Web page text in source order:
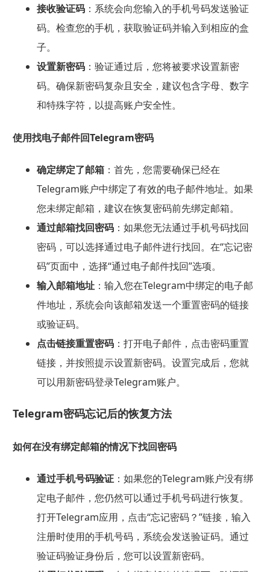
接收验证码：系统会向您输入的手机号码发送验证
码。检查您的手机，获取验证码并输入到相应的盒
子。
设置新密码：验证通过后，您将被要求设置新密
码。确保新密码复杂且安全，建议包含字母、数字
和特殊字符，以提高账户安全性。
使用找电子邮件回Telegram密码
确定绑定了邮箱：首先，您需要确保已经在
Telegram账户中绑定了有效的电子邮件地址。如果
您未绑定邮箱，建议在恢复密码前先绑定邮箱。
通过邮箱找回密码：如果您无法通过手机号码找回
密码，可以选择通过电子邮件进行找回。在“忘记密
码”页面中，选择“通过电子邮件找回”选项。
输入邮箱地址：输入您在Telegram中绑定的电子邮
件地址，系统会向该邮箱发送一个重置密码的链接
或验证码。
点击链接重置密码：打开电子邮件，点击密码重置
链接，并按照提示设置新密码。设置完成后，您就
可以用新密码登录Telegram账户。
Telegram密码忘记后的恢复方法
如何在没有绑定邮箱的情况下找回密码
通过手机号码验证：如果您的Telegram账户没有绑
定电子邮件，您仍然可以通过手机号码进行恢复。
打开Telegram应用，点击“忘记密码？”链接，输入
注册时使用的手机号码，系统会发送验证码。通过
验证码验证身份后，您可以设置新密码。